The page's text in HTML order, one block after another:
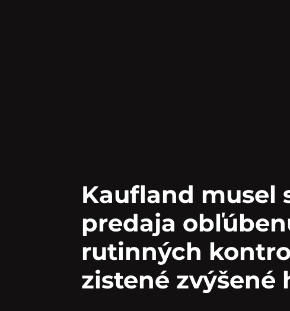
Kaufland musel
predaja
rutinných
zistené zvýšené